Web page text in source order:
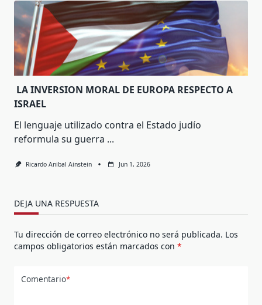
LA INVERSION MORAL DE EUROPA RESPECTO A
ISRAEL
El lenguaje utilizado contra el Estado judío
reformula su guerra ...
Ricardo Anibal Ainstein Jun 1, 2026
DEJA UNA RESPUESTA
Tu dirección de correo electrónico no será publicada. Los
campos obligatorios están marcados con *
Comentario*